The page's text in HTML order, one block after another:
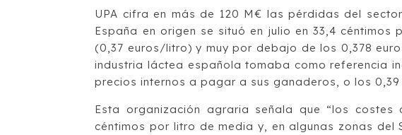
UPA cifra en más de 120 M€ las pérdidas del
España en origen se situó en julio en 33,4
(0,37 euros/litro) y muy por debajo de los 0,378
industria láctea española tomaba como referencia
precios internos a pagar a sus ganaderos, o los
Esta organización agraria señala que “los
céntimos por litro de media y, en algunas zonas del